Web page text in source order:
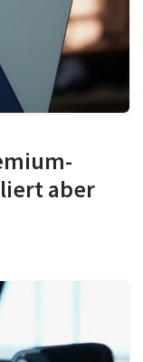
aber